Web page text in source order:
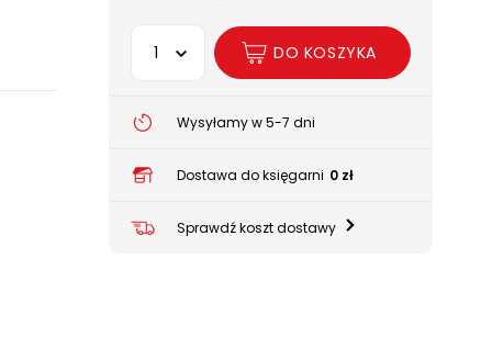
Wybierz opcję
DO KOSZYKA
Wysyłamy w 5-7 dni
Dostawa do księgarni 0 zł
Sprawdź koszt dostawy